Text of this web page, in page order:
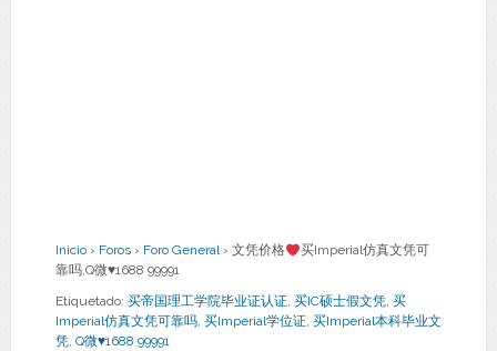
Inicio › Foros › Foro General › 文凭价格
买Imperial仿真文凭可
靠吗,Q微♥1688 99991
Etiquetado: 买帝国理工学院毕业证认证, 买IC硕士假文凭, 买
Imperial仿真文凭可靠吗, 买Imperial学位证, 买Imperial本科毕业文
凭, Q微♥1688 99991